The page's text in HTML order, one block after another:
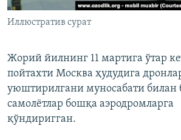
Иллюстратив сурат
Жорий йилнинг 11 мартига ўтар
пойтахти Москва ҳудудига
уюштирилгани муносабати билан
самолётлар бошқа аэродромларга
қўндиригган.